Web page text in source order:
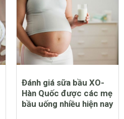
Đánh giá sữa bầu XO-
Hàn Quốc được các mẹ
bầu uống nhiều hiện nay